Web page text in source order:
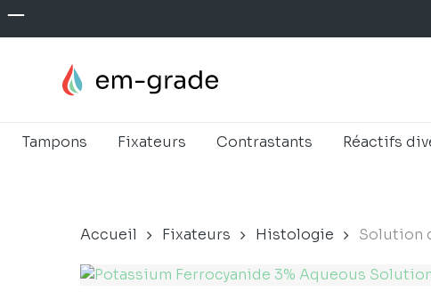
Tampons Fixateurs Contrastants Réactifs
Accueil Fixateurs Histologie Solution